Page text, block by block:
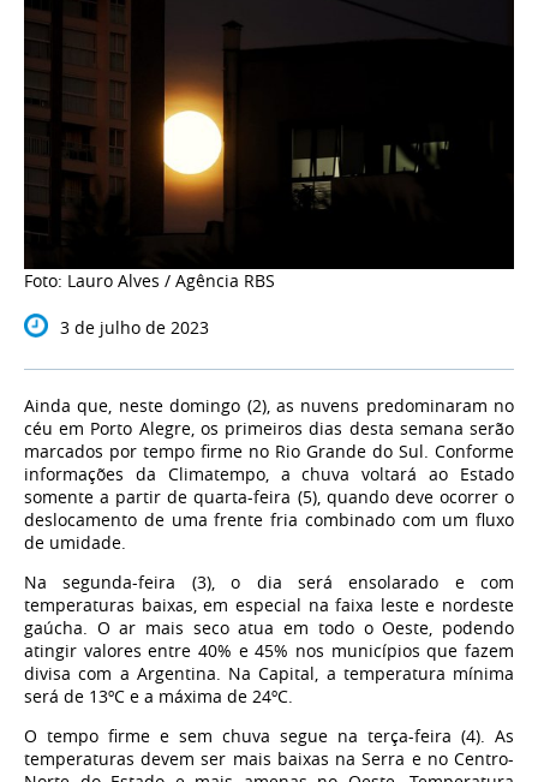
Foto: Lauro Alves / Agência RBS
3 de julho de 2023
Ainda que, neste domingo (2), as nuvens predominaram no
céu em Porto Alegre, os primeiros dias desta semana serão
marcados por tempo firme no Rio Grande do Sul. Conforme
informações da Climatempo, a chuva voltará ao Estado
somente a partir de quarta-feira (5), quando deve ocorrer o
deslocamento de uma frente fria combinado com um fluxo
de umidade.
Na segunda-feira (3), o dia será ensolarado e com
temperaturas baixas, em especial na faixa leste e nordeste
gaúcha. O ar mais seco atua em todo o Oeste, podendo
atingir valores entre 40% e 45% nos municípios que fazem
divisa com a Argentina. Na Capital, a temperatura mínima
será de 13ºC e a máxima de 24ºC.
O tempo firme e sem chuva segue na terça-feira (4). As
temperaturas devem ser mais baixas na Serra e no Centro-